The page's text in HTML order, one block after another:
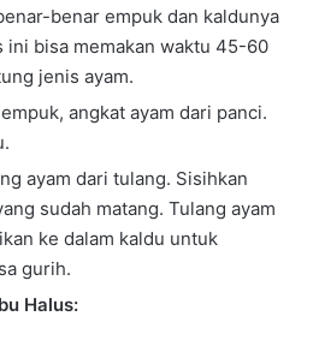
benar empuk dan kaldunya
ini bisa memakan waktu 45-60
jenis ayam.
angkat ayam dari panci.
ayam dari tulang. Sisihkan
sudah matang. Tulang ayam
ke dalam kaldu untuk
gurih.
Halus: